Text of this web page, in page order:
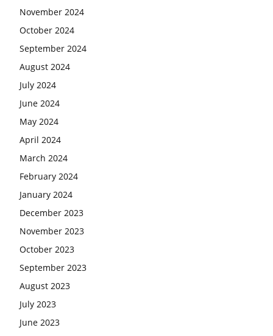
November 2024
October 2024
September 2024
August 2024
July 2024
June 2024
May 2024
April 2024
March 2024
February 2024
January 2024
December 2023
November 2023
October 2023
September 2023
August 2023
July 2023
June 2023